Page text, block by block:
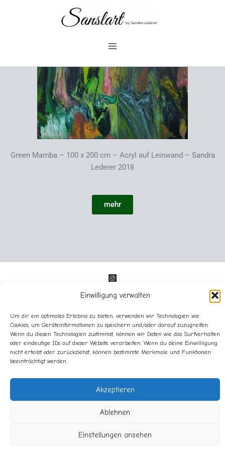
Einwilligung verwalten
Um dir ein optimales Erlebnis zu bieten, verwenden wir Technologien wie
Cookies, um Geräteinformationen zu speichern und/oder darauf zuzugreifen.
Wenn du diesen Technologien zustimmst, können wir Daten wie das Surfverhalten
oder eindeutige IDs auf dieser Website verarbeiten. Wenn du deine Einwillligung
nicht erteilst oder zurückziehst, können bestimmte Merkmale und Funktionen
beeinträchtigt werden.
Akzeptieren
Ablehnen
Einstellungen ansehen
Green Mamba – 100 x 200 cm – Acryl auf Leinwand – Sandra
Lederer 2018
mehr
Impressum
vorbehalten.